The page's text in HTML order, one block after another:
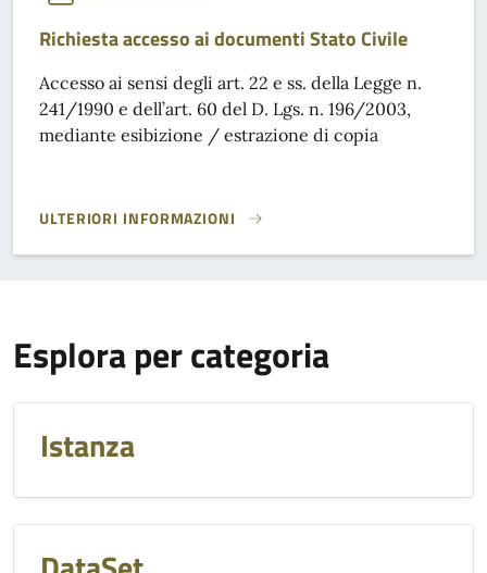
Richiesta accesso ai documenti Stato Civile
Accesso ai sensi degli art. 22 e ss. della Legge n.
241/1990 e dell’art. 60 del D. Lgs. n. 196/2003,
mediante esibizione / estrazione di copia
ULTERIORI INFORMAZIONI
RICHIESTA ACCESSO AI DOCUMENTI STATO CIVILE}
Esplora per categoria
Istanza